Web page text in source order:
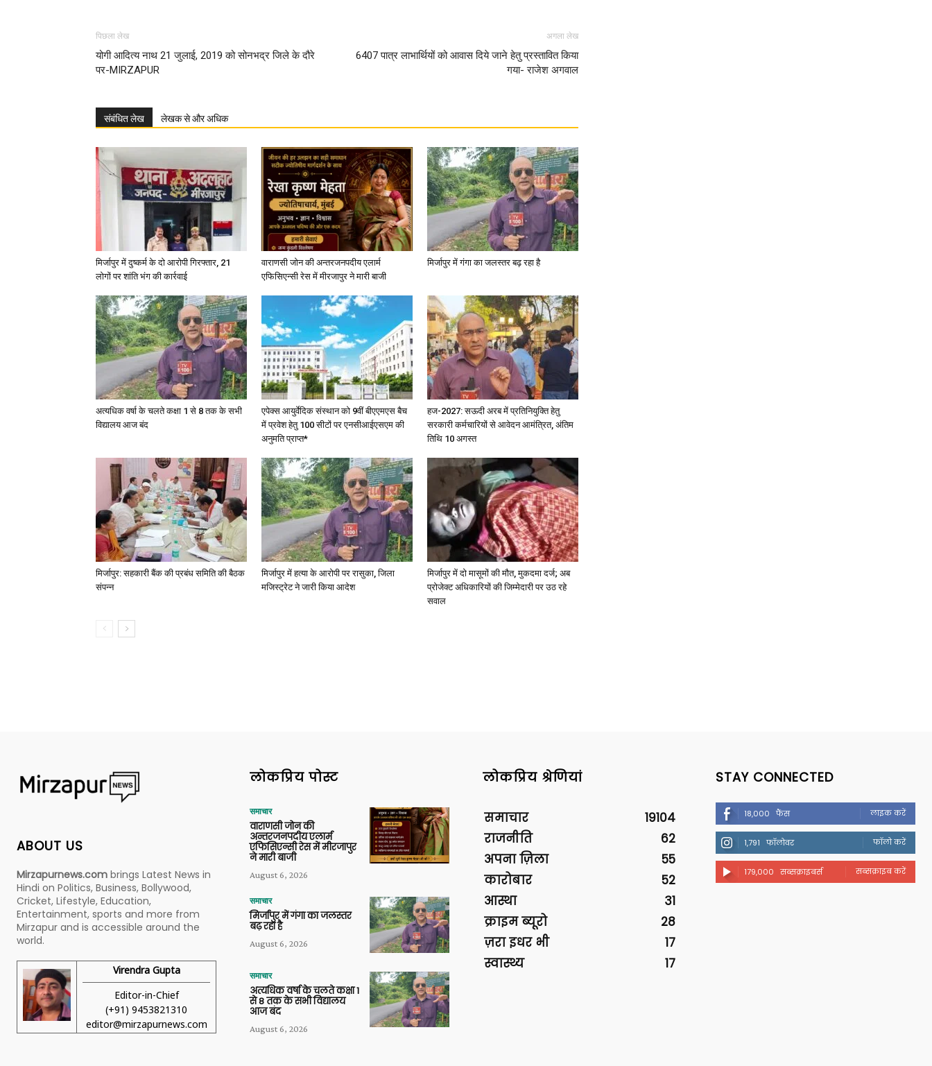
Hindi
News
Paper
पिछला लेख
योगी आदित्य नाथ 21 जुलाई, 2019 को सोनभद्र जिले के दौरे
पर-MIRZAPUR
अगला लेख
6407 पात्र लाभार्थियों को आवास दिये जाने हेतु प्रस्तावित किया
गया- राजेश अगवाल
संबंधित लेख लेखक से और अधिक
मिर्जापुर में दुष्कर्म के दो आरोपी गिरफ्तार, 21
लोगों पर शांति भंग की कार्रवाई
वाराणसी जोन की अन्तरजनपदीय एलार्म
एफिसिएन्सी रेस में मीरजापुर ने मारी बाजी
मिर्जापुर में गंगा का जलस्तर बढ़ रहा है
अत्यधिक वर्षा के चलते कक्षा 1 से 8 तक के सभी
विद्यालय आज बंद
एपेक्स आयुर्वेदिक संस्थान को 9वीं बीएएमएस बैच
में प्रवेश हेतु 100 सीटों पर एनसीआईएसएम की
अनुमति प्राप्त*
हज-2027: सऊदी अरब में प्रतिनियुक्ति हेतु
सरकारी कर्मचारियों से आवेदन आमंत्रित, अंतिम
तिथि 10 अगस्त
मिर्जापुर: सहकारी बैंक की प्रबंध समिति की बैठक
संपन्न
मिर्जापुर में हत्या के आरोपी पर रासुका, जिला
मजिस्ट्रेट ने जारी किया आदेश
मिर्जापुर में दो मासूमों की मौत, मुकदमा दर्ज; अब
प्रोजेक्ट अधिकारियों की जिम्मेदारी पर उठ रहे
सवाल
ABOUT US
Mirzapurnews.com brings Latest News in
Hindi on Politics, Business, Bollywood,
Cricket, Lifestyle, Education,
Entertainment, sports and more from
Mirzapur and is accessible around the
world.
Virendra Gupta
Editor-in-Chief
(+91) 9453821310
editor@mirzapurnews.com
लोकप्रिय पोस्ट
समाचार
वाराणसी जोन की
अन्तरजनपदीय एलार्म
एफिसिएन्सी रेस में मीरजापुर
ने मारी बाजी
August 6, 2026
समाचार
मिर्जापुर में गंगा का जलस्तर
बढ़ रहा है
August 6, 2026
समाचार
अत्यधिक वर्षा के चलते कक्षा 1
से 8 तक के सभी विद्यालय
आज बंद
August 6, 2026
लोकप्रिय श्रेणियां
समाचार
19104
राजनीति
62
अपना ज़िला
55
कारोबार
52
आस्था
31
क्राइम ब्यूरो
28
ज़रा इधर भी
17
स्वास्थ्य
17
STAY CONNECTED
18,000 फैंस लाइक करें
1,791 फॉलोवर फॉलो करें
179,000 सब्सक्राइबर्स सब्सक्राइब करें